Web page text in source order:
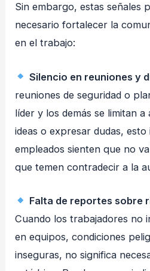
Sin embargo, estas señales
necesario fortalecer la
en el trabajo:
Silencio en reuniones y
reuniones de seguridad o
líder y los demás se limitan
ideas o expresar dudas, esto
empleados sienten que no
que temen contradecir a la
Falta de reportes sobre
Cuando los trabajadores no
en equipos, condiciones
inseguras, no significa